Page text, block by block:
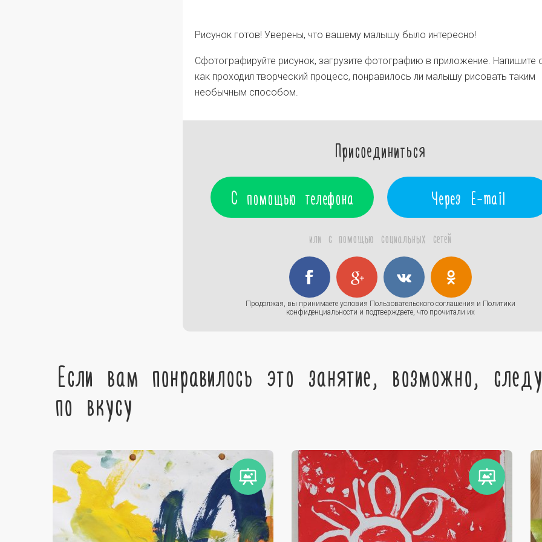
Рисунок готов! Уверены, что вашему малышу было интересно!
Сфотографируйте рисунок, загрузите фотографию в приложение. Напишите
как проходил творческий процесс, понравилось ли малышу рисовать таким
необычным способом.
Присоединиться
С помощью телефона Через E-mail
или с помощью социальных сетей
Продолжая, вы принимаете условия Пользовательского соглашения и Политики
конфиденциальности и подтверждаете, что прочитали их
Если вам понравилось это занятие, возможно,
по вкусу